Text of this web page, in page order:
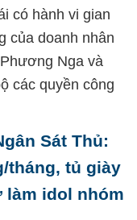
có hành vi gian
của doanh nhân
Nga và
các quyền công
Sát Thủ:
tháng, tủ giày
làm idol nhóm